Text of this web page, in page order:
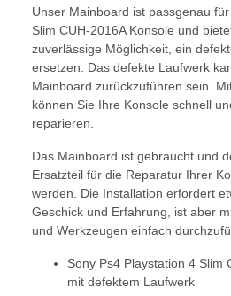
Unser Mainboard ist passgenau
Slim CUH-2016A Konsole und
zuverlässige Möglichkeit, ein
ersetzen. Das defekte Laufwerk
Mainboard zurückzuführen sein.
können Sie Ihre Konsole schnell
reparieren.
Das Mainboard ist gebraucht und
Ersatzteil für die Reparatur Ihrer
werden. Die Installation erfordert
Geschick und Erfahrung, ist aber
und Werkzeugen einfach
Sony Ps4 Playstation 4 Slim
mit defektem Laufwerk